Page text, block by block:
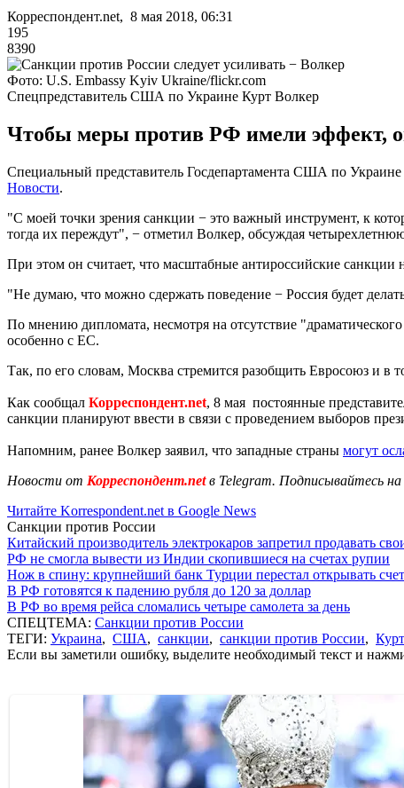
Корреспондент.net, 8 мая 2018, 06:31
195
8390
Фото: U.S. Embassy Kyiv Ukraine/flickr.com
Спецпредставитель США по Украине Курт Волкер
Чтобы меры против РФ имели эффект,
Специальный представитель Госдепартамента США по Украине
Новости.
"С моей точки зрения санкции − это важный инструмент, к
тогда их переждут", − отметил Волкер, обсуждая
При этом он считает, что масштабные антироссийские
"Не думаю, что можно сдержать поведение − Россия будет
По мнению дипломата, несмотря на отсутствие
особенно с ЕС.
Так, по его словам, Москва стремится разобщить Евросоюз и в
Как сообщал Корреспондент.net, 8 мая постоянные
санкции планируют ввести в связи с проведением выборов
Напомним, ранее Волкер заявил, что западные страны могут
Новости от Корреспондент.netв Telegram. Подписывайтесь
Читайте Korrespondent.net в Google News
Санкции против России
Китайский производитель электрокаров запретил продавать
РФ не смогла вывести из Индии скопившиеся на счетах рупии
Нож в спину: крупнейший банк Турции перестал открывать
В РФ готовятся к падению рубля до 120 за доллар
В РФ во время рейса сломались четыре самолета за день
СПЕЦТЕМА: Санкции против России
ТЕГИ: Украина, США, санкции, санкции против России,
Если вы заметили ошибку, выделите необходимый текст и